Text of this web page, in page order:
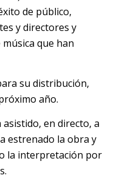
de público,
y directores y
que han
su distribución,
año.
en directo, a
estrenado la obra y
la interpretación por